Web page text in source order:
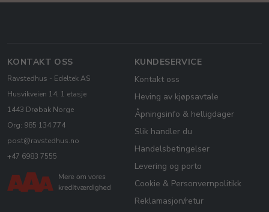
KONTAKT OSS
Ravstedhus - Edeltek AS
Husvikveien 14, 1 etasje
1443 Drøbak Norge
Org: 985 134 774
post@ravstedhus.no
+47 6983 7555
KUNDESERVICE
Kontakt oss
Heving av kjøpsavtale
Åpningsinfo & helligdager
Slik handler du
Handelsbetingelser
Levering og porto
Cookie & Personvernpolitikk
Reklamasjon/retur